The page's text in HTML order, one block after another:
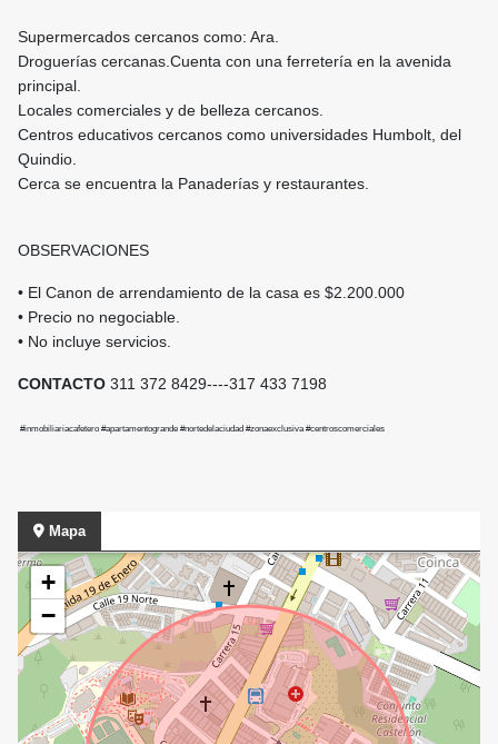
Supermercados cercanos como: Ara.
Droguerías cercanas.Cuenta con una ferretería en la avenida
principal.
Locales comerciales y de belleza cercanos.
Centros educativos cercanos como universidades Humbolt, del
Quindio.
Cerca se encuentra la Panaderías y restaurantes.
OBSERVACIONES
• El Canon de arrendamiento de la casa es $2.200.000
• Precio no negociable.
• No incluye servicios.
CONTACTO 311 372 8429----317 433 7198
#inmobiliariacafetero #apartamentogrande #nortedelaciudad #zonaexclusiva #centroscomerciales
Mapa
+
−